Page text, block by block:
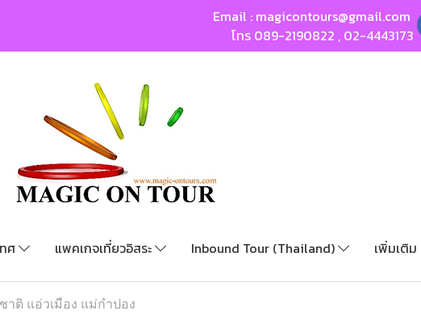
Email : magicontours@gmail.com
โทร 089-2190822 , 02-4443173
ทศ แพคเกจเที่ยวอิสระ Inbound Tour (Thailand) เพิ่มเติม
าติ แอ่วเมือง แม่กำปอง